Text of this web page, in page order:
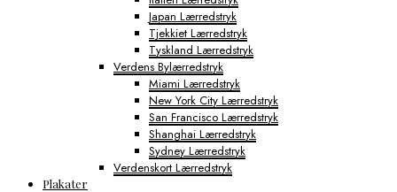
Japan Lærredstryk
Tjekkiet Lærredstryk
Tyskland Lærredstryk
Verdens Bylærredstryk
Miami Lærredstryk
New York City Lærredstryk
San Francisco Lærredstryk
Shanghai Lærredstryk
Sydney Lærredstryk
Verdenskort Lærredstryk
Plakater